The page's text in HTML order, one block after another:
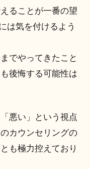
ることが一番の望
は気を付けるよう
でやってきたこと
後悔する可能性は
悪い」という視点
カウンセリングの
も極力控えており